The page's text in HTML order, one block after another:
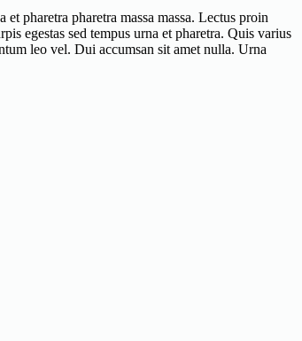
pharetra pharetra massa massa. Lectus proin
egestas sed tempus urna et pharetra. Quis varius
leo vel. Dui accumsan sit amet nulla. Urna